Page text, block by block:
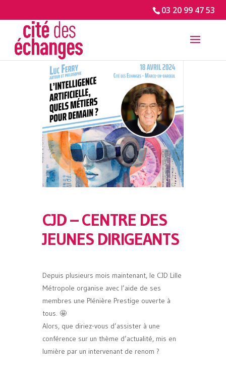
03 20 99 47 53
CJD – CENTRE DES
JEUNES DIRIGEANTS
Depuis plusieurs mois maintenant, le CJD Lille
Métropole organise avec l’aide de ses
membres une Plénière Prestige ouverte à
tous. 🤩
Alors, que diriez-vous d’assister à une
conférence sur un thème d’actualité, mis en
lumière par un intervenant de renom ?